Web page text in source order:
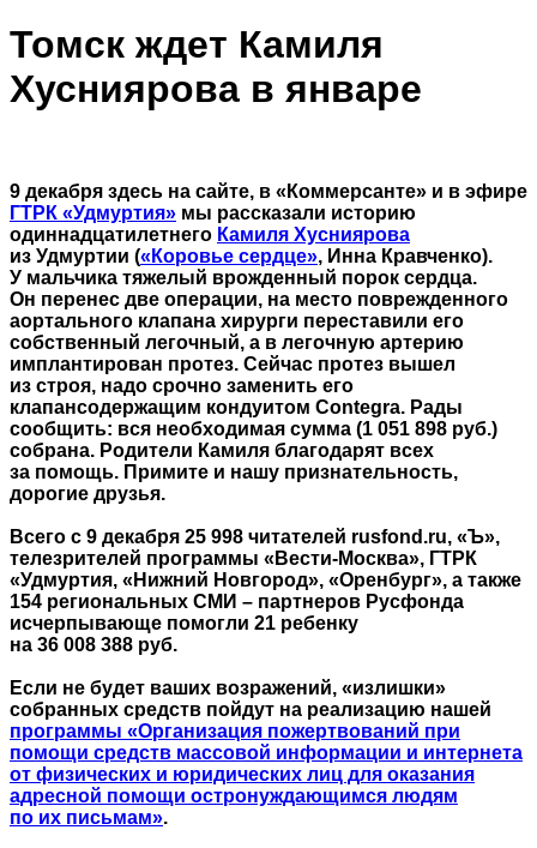
Томск ждет Камиля
Хусниярова в январе
9 декабря здесь на сайте, в «Коммерсанте» и в эфире
ГТРК «Удмуртия» мы рассказали историю
одиннадцатилетнего Камиля Хусниярова
из Удмуртии («Коровье сердце», Инна Кравченко).
У мальчика тяжелый врожденный порок сердца.
Он перенес две операции, на место поврежденного
аортального клапана хирурги переставили его
собственный легочный, а в легочную артерию
имплантирован протез. Сейчас протез вышел
из строя, надо срочно заменить его
клапансодержащим кондуитом Contegra. Рады
сообщить: вся необходимая сумма (1 051 898 руб.)
собрана. Родители Камиля благодарят всех
за помощь. Примите и нашу признательность,
дорогие друзья.
Всего с 9 декабря 25 998 читателей rusfond.ru, «Ъ»,
телезрителей программы «Вести-Москва», ГТРК
«Удмуртия, «Нижний Новгород», «Оренбург», а также
154 региональных СМИ – партнеров Русфонда
исчерпывающе помогли 21 ребенку
на 36 008 388 руб.
Если не будет ваших возражений, «излишки»
собранных средств пойдут на реализацию нашей
программы «Организация пожертвований при
помощи средств массовой информации и интернета
от физических и юридических лиц для оказания
адресной помощи остронуждающимся людям
по их письмам».